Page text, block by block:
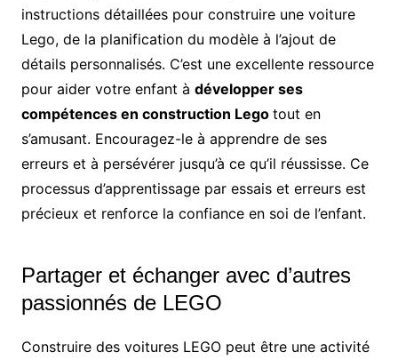
instructions détaillées pour construire une voiture
Lego, de la planification du modèle à l’ajout de
détails personnalisés. C’est une excellente ressource
pour aider votre enfant à développer ses
compétences en construction Lego tout en
s’amusant. Encouragez-le à apprendre de ses
erreurs et à persévérer jusqu’à ce qu’il réussisse. Ce
processus d’apprentissage par essais et erreurs est
précieux et renforce la confiance en soi de l’enfant.
Partager et échanger avec d’autres
passionnés de LEGO
Construire des voitures LEGO peut être une activité